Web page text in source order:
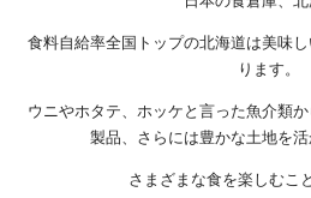
食料自給率全国トップの北海道は美味
ります。
ウニやホタテ、ホッケと言った魚介類
製品、さらには豊かな土地を活
さまざまな食を楽しむこ